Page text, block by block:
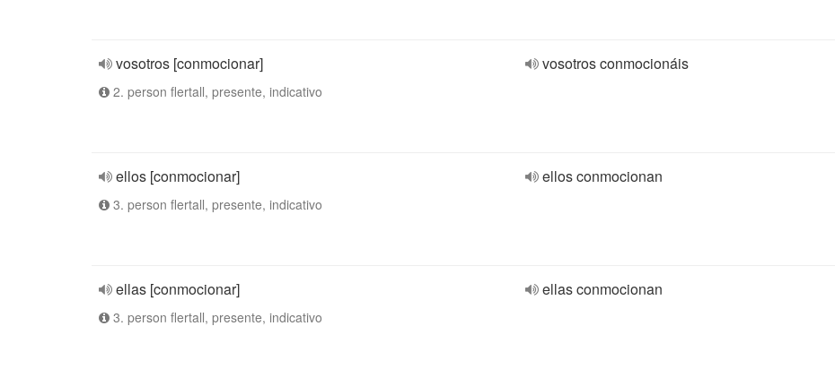
vosotros [conmocionar]
2. person flertall, presente, indicativo
vosotros conmocionáis
ellos [conmocionar]
3. person flertall, presente, indicativo
ellos conmocionan
ellas [conmocionar]
3. person flertall, presente, indicativo
ellas conmocionan